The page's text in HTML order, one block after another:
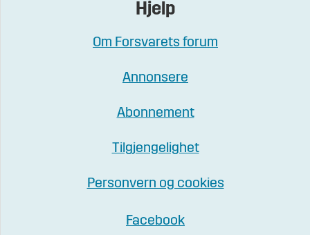
Hjelp
Om Forsvarets forum
Annonsere
Abonnement
Tilgjengelighet
Personvern og cookies
Facebook